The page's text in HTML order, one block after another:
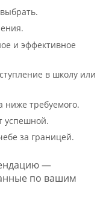
и эффективное
в школу или
ниже требуемого.
успешной.
за границей.
—
по вашим